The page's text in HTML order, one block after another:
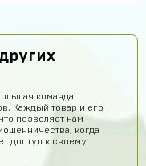
команда
Каждый товар и его
позволяет нам
когда
доступ к своему